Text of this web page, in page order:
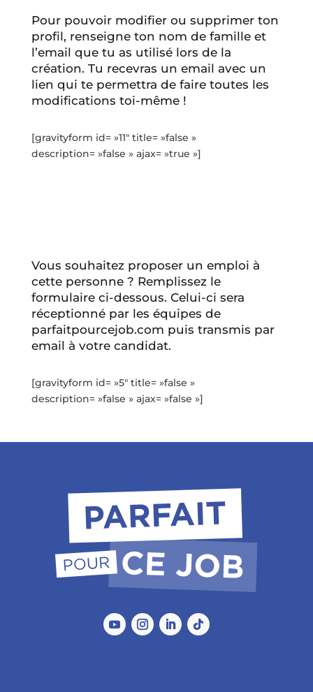
Pour pouvoir modifier ou supprimer ton
profil, renseigne ton nom de famille et
l’email que tu as utilisé lors de la
création. Tu recevras un email avec un
lien qui te permettra de faire toutes les
modifications toi-même !
[gravityform id= »11″ title= »false »
description= »false » ajax= »true »]
Vous souhaitez proposer un emploi à
cette personne ? Remplissez le
formulaire ci-dessous. Celui-ci sera
réceptionné par les équipes de
parfaitpourcejob.com puis transmis par
email à votre candidat.
[gravityform id= »5″ title= »false »
description= »false » ajax= »false »]